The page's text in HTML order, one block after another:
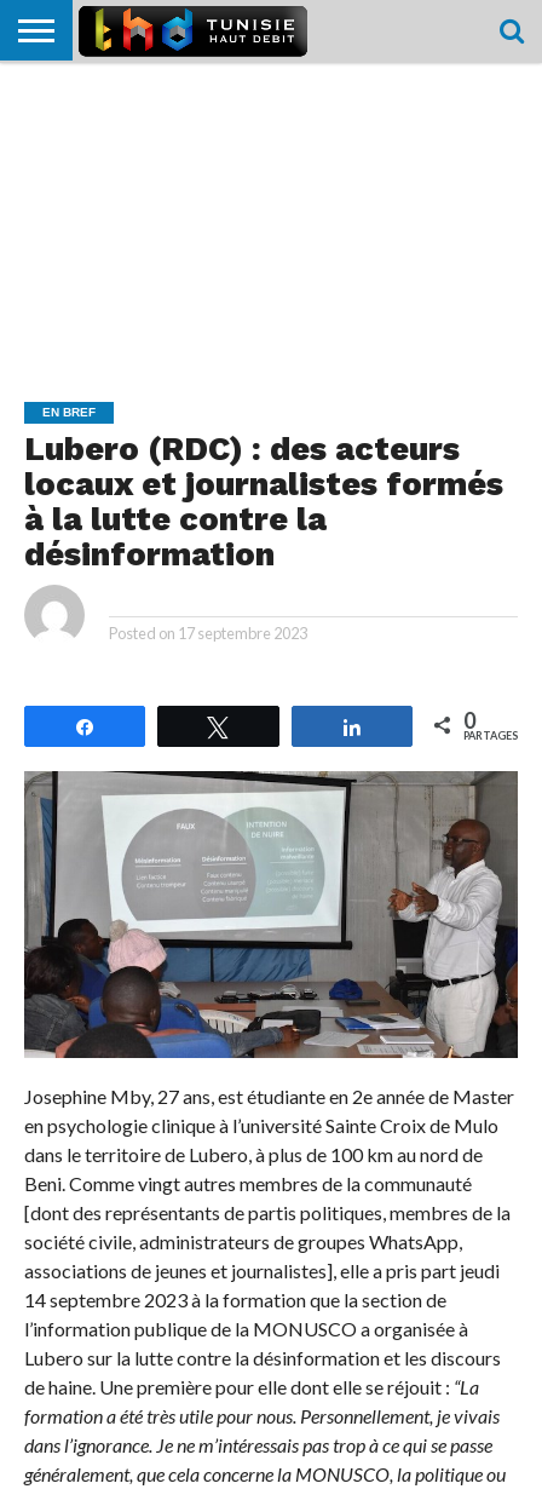
EN BREF
Lubero (RDC) : des acteurs
locaux et journalistes formés
à la lutte contre la
désinformation
Posted on 17 septembre 2023
Partagez 0
PARTAGES
Josephine Mby, 27 ans, est étudiante en 2e année de Master
en psychologie clinique à l’université Sainte Croix de Mulo
dans le territoire de Lubero, à plus de 100 km au nord de
Beni. Comme vingt autres membres de la communauté
[dont des représentants de partis politiques, membres de la
société civile, administrateurs de groupes WhatsApp,
associations de jeunes et journalistes], elle a pris part jeudi
14 septembre 2023 à la formation que la section de
l’information publique de la MONUSCO a organisée à
Lubero sur la lutte contre la désinformation et les discours
de haine. Une première pour elle dont elle se réjouit : “La
formation a été très utile pour nous. Personnellement, je vivais
dans l’ignorance. Je ne m’intéressais pas trop à ce qui se passe
généralement, que cela concerne la MONUSCO, la politique ou